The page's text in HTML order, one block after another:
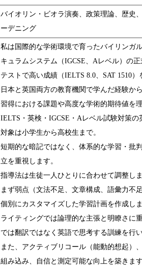
バイオリン・ビオラ演奏、政策理論、歴史
ーデニング
私は国際的な学術環境で育ったバイリンガ
キュラムシステム（IGCSE、Aレベル）の
テストで高い成績（IELTS 8.0、SAT 1510）
日本と英国両方の教育機関で学んだ経験か
習得における課題や高度な学術的期待値を
IELTS・英検・IGCSE・Aレベル試験対策の
対象は小学生から高校生まで。
短期的な暗記ではなく、体系的な学習・批
立を重視します。
指導法は生徒一人ひとりに合わせて調整しま
まず弱点（文法不足、文章構成、語彙力不
個別にカスタマイズした学習計画を作成しま
ライティングでは論理的な主張と明瞭さに
では翻訳ではなく英語で思考する訓練を行い
また、アクティブリコール（能動的想起）
組み込み、自信と測定可能な向上を築きます